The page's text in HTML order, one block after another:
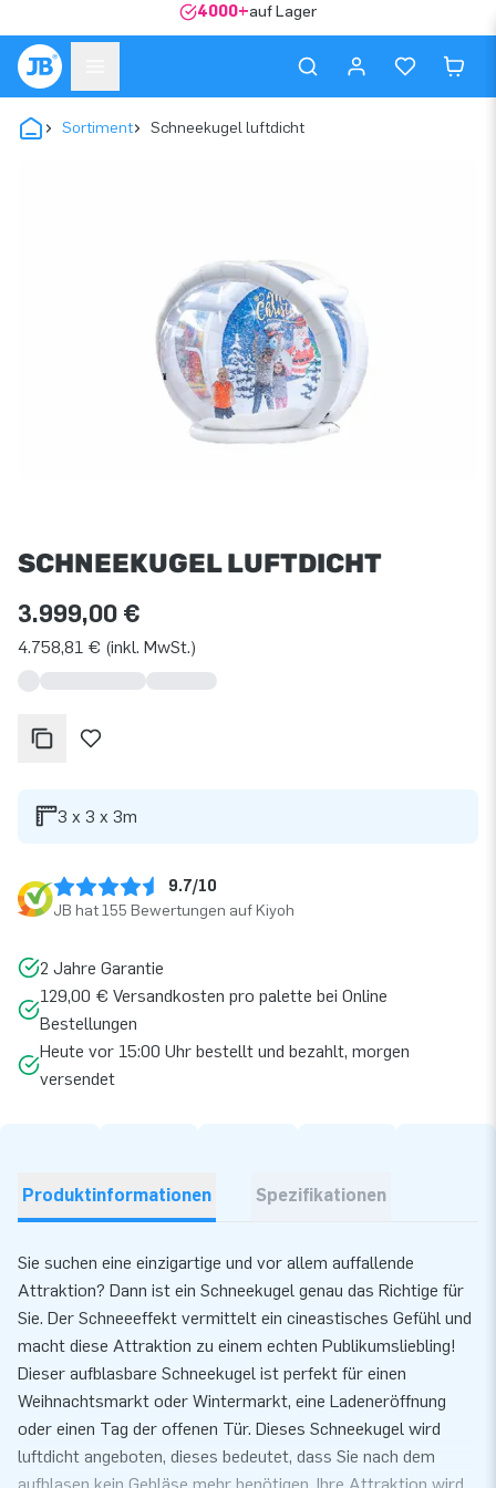
4000+auf Lager
Sortiment Schneekugel luftdicht
SCHNEEKUGEL LUFTDICHT
3.999,00 €
4.758,81 € (inkl. MwSt.)
3 x 3 x 3m
9.7/10
JB hat 155 Bewertungen auf Kiyoh
2 Jahre Garantie
129,00 € Versandkosten pro palette bei Online
Bestellungen
Heute vor 15:00 Uhr bestellt und bezahlt, morgen
versendet
Produktinformationen Spezifikationen
Sie suchen eine einzigartige und vor allem auffallende
Attraktion? Dann ist ein Schneekugel genau das Richtige für
Sie. Der Schneeeffekt vermittelt ein cineastisches Gefühl und
macht diese Attraktion zu einem echten Publikumsliebling!
Dieser aufblasbare Schneekugel ist perfekt für einen
Weihnachtsmarkt oder Wintermarkt, eine Ladeneröffnung
oder einen Tag der offenen Tür. Dieses Schneekugel wird
luftdicht angeboten, dieses bedeutet, dass Sie nach dem
aufblasen kein Gebläse mehr benötigen. Ihre Attraktion wird